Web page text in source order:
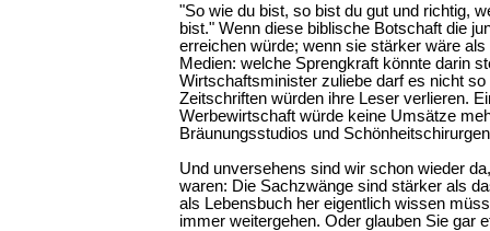
"So wie du bist, so bist du gut und richtig,
bist." Wenn diese biblische Botschaft die
erreichen würde; wenn sie stärker wäre
Medien: welche Sprengkraft könnte darin
Wirtschaftsminister zuliebe darf es nicht
Zeitschriften würden ihre Leser verlieren.
Werbewirtschaft würde keine Umsätze
Bräunungsstudios und
Und unversehens sind wir schon wieder
waren: Die Sachzwänge sind stärker als
als Lebensbuch her eigentlich wissen
immer weitergehen. Oder glauben Sie gar